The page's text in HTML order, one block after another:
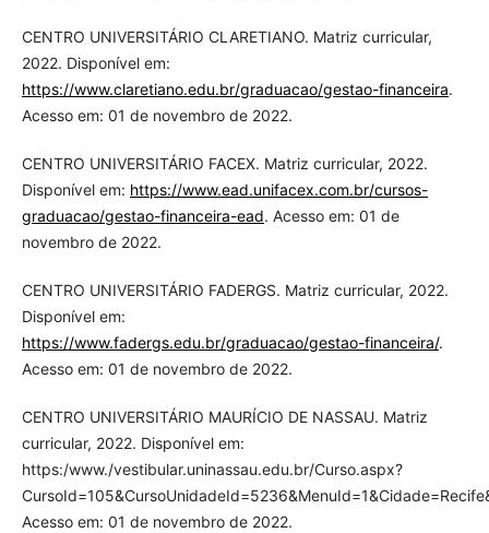
CENTRO UNIVERSITÁRIO CLARETIANO. Matriz curricular,
2022. Disponível em:
https://www.claretiano.edu.br/graduacao/gestao-financeira.
Acesso em: 01 de novembro de 2022.
CENTRO UNIVERSITÁRIO FACEX. Matriz curricular, 2022.
Disponível em: https://www.ead.unifacex.com.br/cursos-
graduacao/gestao-financeira-ead. Acesso em: 01 de
novembro de 2022.
CENTRO UNIVERSITÁRIO FADERGS. Matriz curricular, 2022.
Disponível em:
https://www.fadergs.edu.br/graduacao/gestao-financeira/.
Acesso em: 01 de novembro de 2022.
CENTRO UNIVERSITÁRIO MAURÍCIO DE NASSAU. Matriz
curricular, 2022. Disponível em:
https:/www./vestibular.uninassau.edu.br/Curso.aspx?
Acesso em: 01 de novembro de 2022.